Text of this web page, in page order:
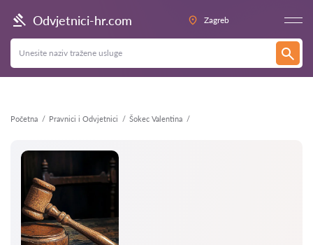
Odvjetnici-hr.com Zagreb
Početna Pravnici i Odvjetnici Šokec Valentina
Natrag